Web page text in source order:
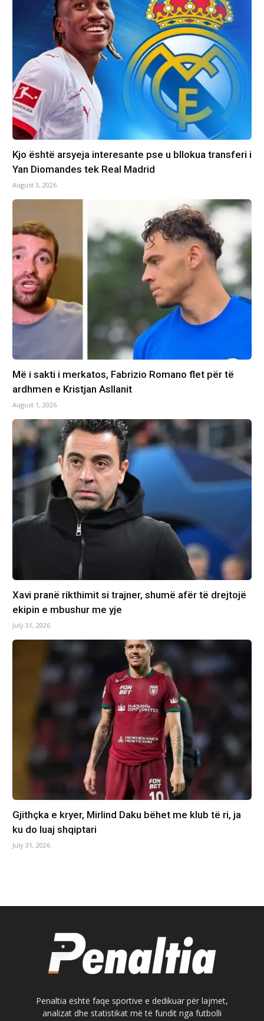
Kjo është arsyeja interesante pse u bllokua transferi i
Yan Diomandes tek Real Madrid
August 3, 2026
Më i sakti i merkatos, Fabrizio Romano flet për të
ardhmen e Kristjan Asllanit
August 1, 2026
Xavi pranë rikthimit si trajner, shumë afër të drejtojë
ekipin e mbushur me yje
July 31, 2026
Gjithçka e kryer, Mirlind Daku bëhet me klub të ri, ja
ku do luaj shqiptari
July 31, 2026
Penaltia është faqe sportive e dedikuar për lajmet,
analizat dhe statistikat më të fundit nga futbolli